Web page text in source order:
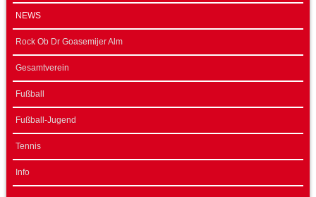
NEWS
Rock Ob Dr Goasemijer Alm
Gesamtverein
Fußball
Fußball-Jugend
Tennis
Info